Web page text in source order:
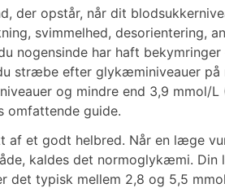
der opstår, når dit
svimmelhed, desorientering,
nogensinde har haft
stræbe efter glykæminiveauer
og mindre end 3,9 mmol/
omfattende guide.
et godt helbred. Når en læge
kaldes det normoglykæmi.
det typisk mellem 2,8 og 5,5